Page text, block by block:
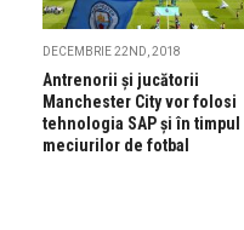
DECEMBRIE 22ND, 2018
Antrenorii și jucătorii
Manchester City vor folosi
tehnologia SAP și în timpul
meciurilor de fotbal